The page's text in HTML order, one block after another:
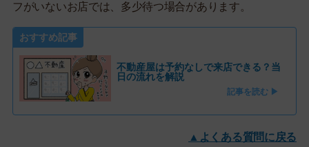
フがいないお店では、多少待つ場合があります。
おすすめ記事
不動産屋は予約なしで来店できる？当
日の流れを解説
記事を読む ▶
▲よくある質問に戻る